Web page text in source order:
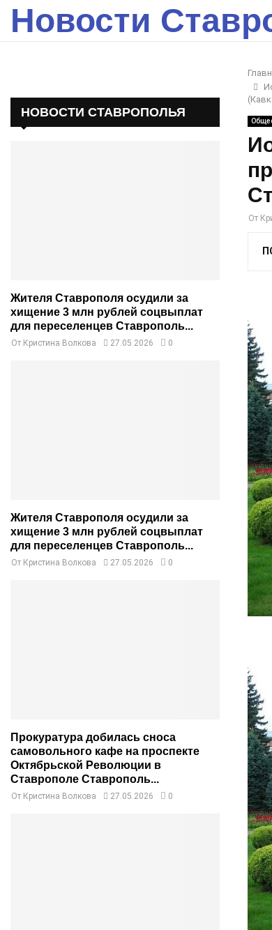
Новости
От
НОВОСТИ СТАВРОПОЛЬЯ
Жителя Ставрополя осудили за
хищение 3 млн рублей соцвыплат
для переселенцев Ставрополь...
От Кристина Волкова 27.05.2026 0
Жителя Ставрополя осудили за
хищение 3 млн рублей соцвыплат
для переселенцев Ставрополь...
От Кристина Волкова 27.05.2026 0
Прокуратура добилась сноса
самовольного кафе на проспекте
Октябрьской Революции в
Ставрополе Ставрополь...
От Кристина Волкова 27.05.2026 0